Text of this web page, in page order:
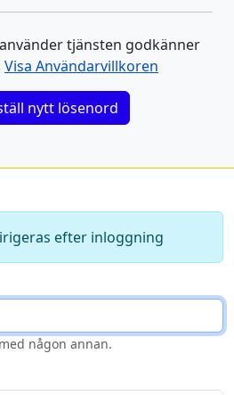
tjänsten godkänner
Visa Användarvillkoren
nytt lösenord
efter inloggning
någon annan.